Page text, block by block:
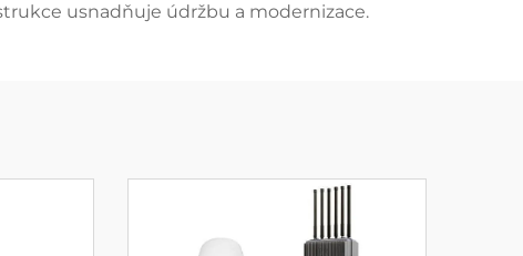
usnadňuje údržbu a modernizace.